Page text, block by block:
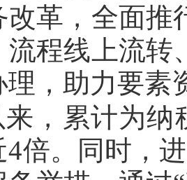
改革，全面推
流程线上流
理，助力要素
，累计为纳
4倍。同时，